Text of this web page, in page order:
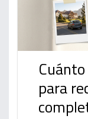
para